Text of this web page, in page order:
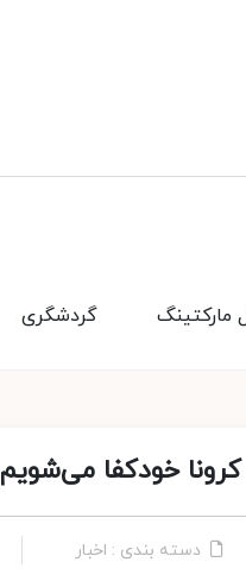
گردشگری مارکتینگ
خودکفا می‌شویم
دسته بندی : اخبار